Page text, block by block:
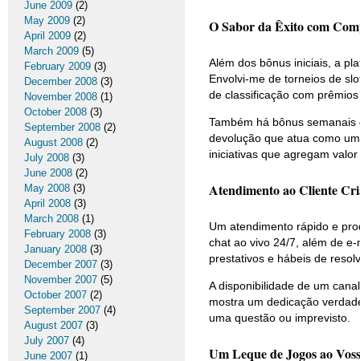
O Sabor da Êxito com
Além dos bônus iniciais, a
Envolvi-me de torneios de
de classificação com
Também há bônus
devolução que atua como
iniciativas que agregam
Atendimento ao Cliente
Um atendimento rápido e
chat ao vivo 24/7, além de
prestativos e hábeis de
A disponibilidade de um
mostra um dedicação
uma questão ou imprevisto.
Um Leque de Jogos ao
June 2009 (2)
May 2009 (2)
April 2009 (2)
March 2009 (5)
February 2009 (3)
December 2008 (3)
November 2008 (1)
October 2008 (3)
September 2008 (2)
August 2008 (2)
July 2008 (3)
June 2008 (2)
May 2008 (3)
April 2008 (3)
March 2008 (1)
February 2008 (3)
January 2008 (3)
December 2007 (3)
November 2007 (5)
October 2007 (2)
September 2007 (4)
August 2007 (3)
July 2007 (4)
June 2007 (1)